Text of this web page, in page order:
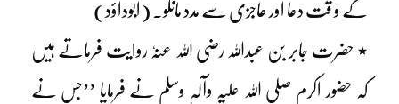
کے و قت دعا اور عاجزی سے مدد مانگو۔ (ابوداؤد)
٭ حضرت جابر بن عبداللہ رضی اللہ عنہٗ روایت فرماتے ہیں
کہ حضور اکرم صلی اللہ علیہ وآلہٖ وسلم نے فرمایا ’’جس نے